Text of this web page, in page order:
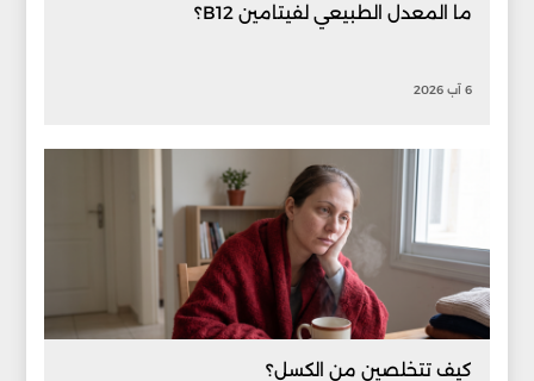
ما المعدل الطبيعي لفيتامين B12؟
6 آب 2026
كيف تتخلصين من الكسل؟